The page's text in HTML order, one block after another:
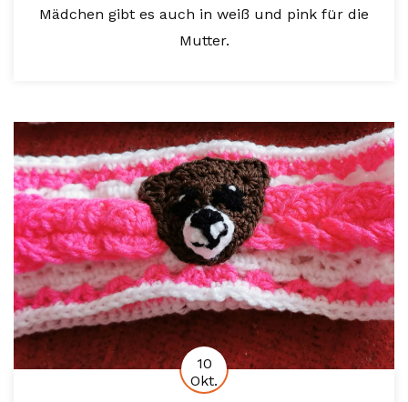
Mädchen gibt es auch in weiß und pink für die
Mutter.
10
Okt.